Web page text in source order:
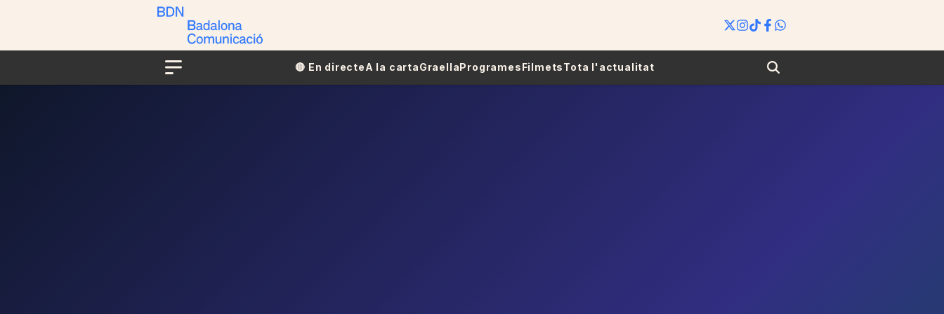
Menu
🔴​​ En directeA la cartaGraellaProgramesFilmetsTota l'actualitat Search